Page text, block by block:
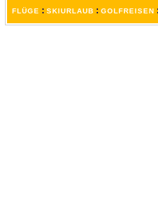
FLÜGE : SKIURLAUB : GOLFREISEN :